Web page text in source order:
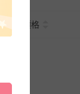
價格